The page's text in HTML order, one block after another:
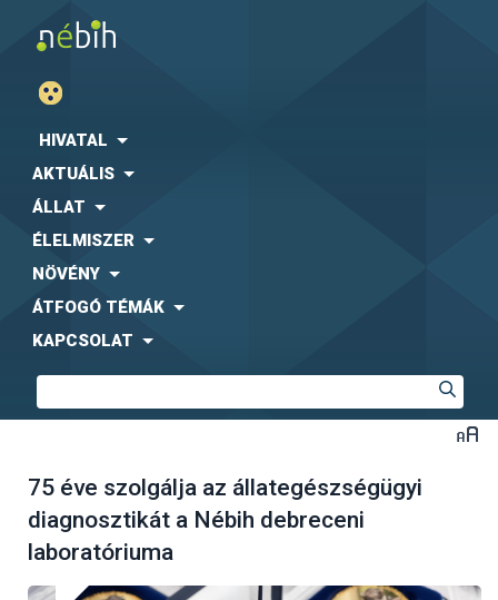
HIVATAL
AKTUÁLIS
ÁLLAT
ÉLELMISZER
NÖVÉNY
ÁTFOGÓ TÉMÁK
KAPCSOLAT
75 éve szolgálja az állategészségügyi
diagnosztikát a Nébih debreceni
laboratóriuma